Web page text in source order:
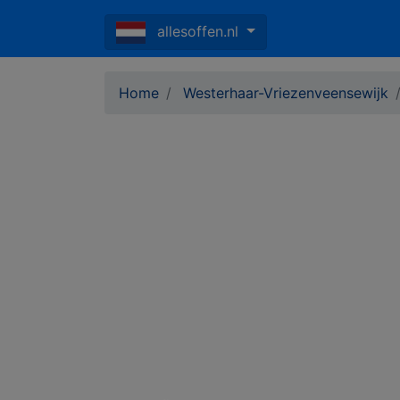
allesoffen.nl
Home Westerhaar-Vriezenveensewijk